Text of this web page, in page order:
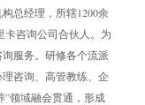
总经理，所辖1200余
卡咨询公司合伙人。为
服务。研修各个流派
咨询、高管教练、企
”领域融会贯通，形成